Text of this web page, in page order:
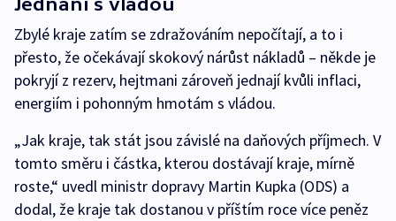
Jednání s vládou
Zbylé kraje zatím se zdražováním nepočítají, a to i
přesto, že očekávají skokový nárůst nákladů – někde je
pokryjí z rezerv, hejtmani zároveň jednají kvůli inflaci,
energiím i pohonným hmotám s vládou.
„Jak kraje, tak stát jsou závislé na daňových příjmech. V
tomto směru i částka, kterou dostávají kraje, mírně
roste,“ uvedl ministr dopravy Martin Kupka (ODS) a
dodal, že kraje tak dostanou v příštím roce více peněz